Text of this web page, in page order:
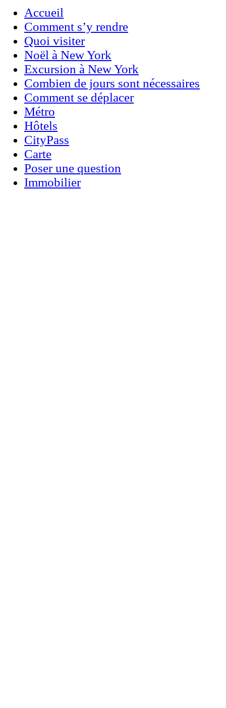
Accueil
Comment s’y rendre
Quoi visiter
Noël à New York
Excursion à New York
Combien de jours sont nécessaires
Comment se déplacer
Métro
Hôtels
CityPass
Carte
Poser une question
Immobilier